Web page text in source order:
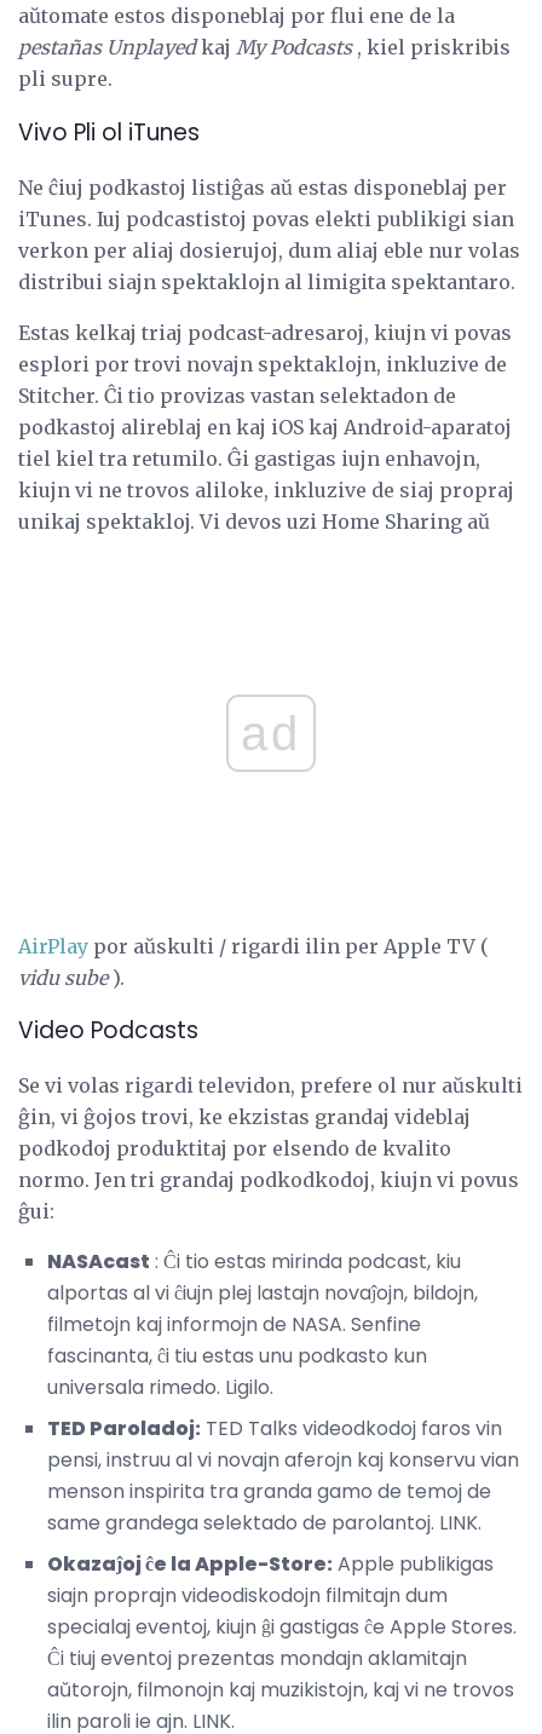
aŭtomate estos disponeblaj por flui ene de la
pestañas Unplayedkaj My Podcasts, kiel priskribis
pli supre.
Vivo Pli ol iTunes
Ne ĉiuj podkastoj listiĝas aŭ estas disponeblaj per
iTunes. Iuj podcastistoj povas elekti publikigi sian
verkon per aliaj dosierujoj, dum aliaj eble nur volas
distribui siajn spektaklojn al limigita spektantaro.
Estas kelkaj triaj podcast-adresaroj, kiujn vi povas
esplori por trovi novajn spektaklojn, inkluzive de
Stitcher. Ĉi tio provizas vastan selektadon de
podkastoj alireblaj en kaj iOS kaj Android-aparatoj
tiel kiel tra retumilo. Ĝi gastigas iujn enhavojn,
kiujn vi ne trovos aliloke, inkluzive de siaj propraj
unikaj spektakloj. Vi devos uzi Home Sharing aŭ
ad
AirPlay por aŭskulti / rigardi ilin per Apple TV (
vidu sube).
Video Podcasts
Se vi volas rigardi televidon, prefere ol nur aŭskulti
ĝin, vi ĝojos trovi, ke ekzistas grandaj videblaj
podkodoj produktitaj por elsendo de kvalito
normo. Jen tri grandaj podkodkodoj, kiujn vi povus
ĝui:
NASAcast : Ĉi tio estas mirinda podcast, kiu
alportas al vi ĉiujn plej lastajn novaĵojn, bildojn,
filmetojn kaj informojn de NASA. Senfine
fascinanta, ĉi tiu estas unu podkasto kun
universala rimedo. Ligilo.
TED Paroladoj: TED Talks videodkodoj faros vin
pensi, instruu al vi novajn aferojn kaj konservu vian
menson inspirita tra granda gamo de temoj de
same grandega selektado de parolantoj. LINK.
Okazaĵoj ĉe la Apple-Store: Apple publikigas
siajn proprajn videodiskodojn filmitajn dum
specialaj eventoj, kiujn ĝi gastigas ĉe Apple Stores.
Ĉi tiuj eventoj prezentas mondajn aklamitajn
aŭtorojn, filmonojn kaj muzikistojn, kaj vi ne trovos
ilin paroli ie ajn. LINK.